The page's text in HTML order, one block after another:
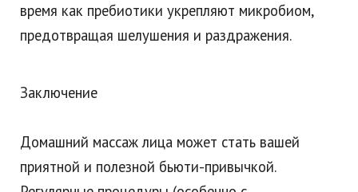
время как пребиотики укрепляют микробиом,
предотвращая шелушения и раздражения.
Заключение
Домашний массаж лица может стать вашей
приятной и полезной бьюти-привычкой.